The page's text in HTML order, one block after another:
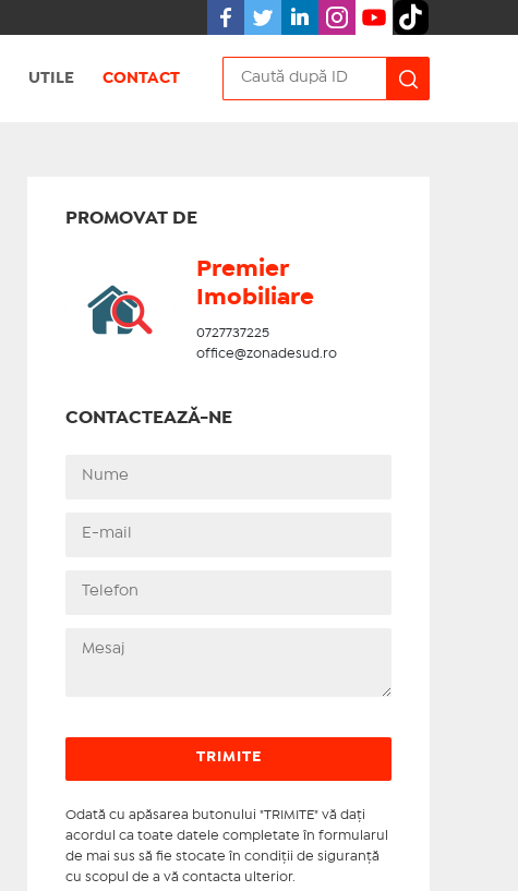
UTILE CONTACT
PROMOVAT DE
Premier
Imobiliare
0727737225
office@zonadesud.ro
CONTACTEAZĂ-NE
Odată cu apăsarea butonului "TRIMITE" vă daţi
acordul ca toate datele completate în formularul
de mai sus să fie stocate în condiţii de siguranţă
cu scopul de a vă contacta ulterior.